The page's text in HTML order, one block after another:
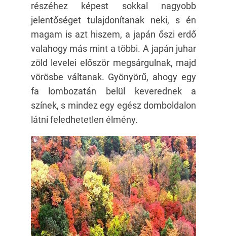
részéhez képest sokkal nagyobb
jelentőséget tulajdonítanak neki, s én
magam is azt hiszem, a japán őszi erdő
valahogy más mint a többi. A japán juhar
zöld levelei először megsárgulnak, majd
vörösbe váltanak. Gyönyörű, ahogy egy
fa lombozatán belül keverednek a
színek, s mindez egy egész domboldalon
látni feledhetetlen élmény.